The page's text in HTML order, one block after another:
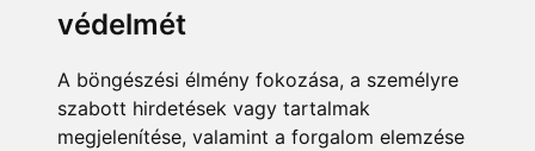
védelmét
A böngészési élmény fokozása, a személyre
szabott hirdetések vagy tartalmak
megjelenítése, valamint a forgalom elemzése